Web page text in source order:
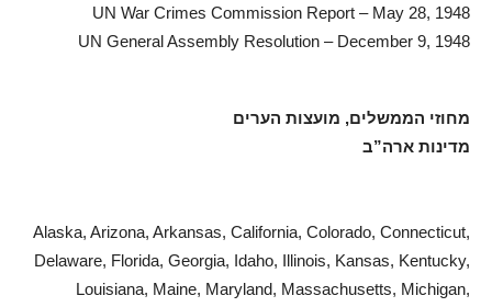
UN War Crimes Commission Report – May 28, 1948
UN General Assembly Resolution – December 9, 1948
מחוזי הממשלים, מועצות הערים
מדינות ארה”ב
Alaska, Arizona, Arkansas, California, Colorado, Connecticut,
Delaware, Florida, Georgia, Idaho, Illinois, Kansas, Kentucky,
Louisiana, Maine, Maryland, Massachusetts, Michigan,